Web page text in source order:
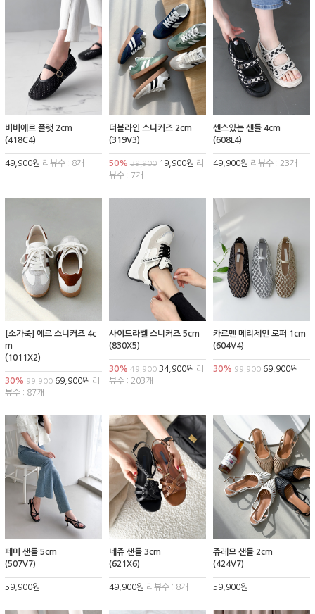
비비에르 플랫 2cm
(418C4)
49,900원 리뷰수 : 8개
더블라인 스니커즈 2cm
(319V3)
50% 39,90019,900원 리
뷰수 : 7개
센스있는 샌들 4cm
(608L4)
49,900원 리뷰수 : 23개
[소가죽] 에르 스니커즈 4c
m
(1011X2)
30% 99,900 69,900원 리
뷰수 : 87개
사이드라벨 스니커즈 5cm
(830X5)
30% 49,90034,900원 리
뷰수 : 203개
카르멘 메리제인 로퍼 1cm
(604V4)
30% 99,90069,900원
페미 샌들 5cm
(507V7)
59,900원
네쥬 샌들 3cm
(621X6)
49,900원 리뷰수 : 8개
쥬레므 샌들 2cm
(424V7)
59,900원